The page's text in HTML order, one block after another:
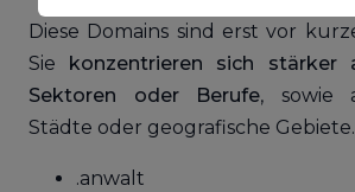
Diese Domains sind erst vor
Sie konzentrieren sich stärker
Sektoren oder Berufe, sowie
Städte oder geografische
.anwalt